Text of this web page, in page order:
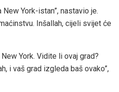
York-istan”, nastavio je.
Inšallah, cijeli svijet će
York. Vidite li ovaj grad?
i vaš grad izgleda baš ovako”,